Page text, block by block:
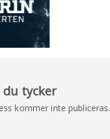
du tycker
kommer inte publiceras.